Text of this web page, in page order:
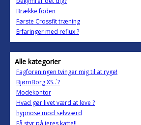
Brække foden
Første Crossfit træning
Erfaringer med reflux ?
Alle kategorier
Fagforeningen tvinger mig til at ryge!
BjørnBorg XS..`?
Modekontor
Hvad gør livet værd at leve ?
hypnose mod selvværd
Få styr på jeres katte!!